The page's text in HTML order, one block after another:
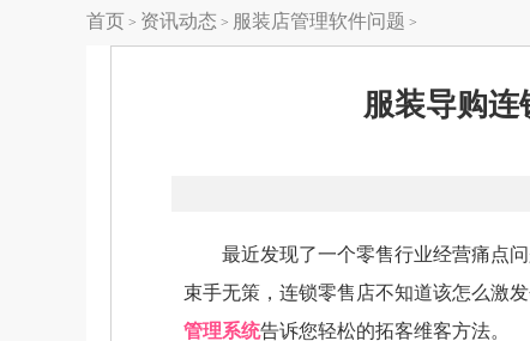
首页 > 资讯动态 > 服装店管理软件问题 >
服装导购连
最近发现了一个零售行业经营痛点问
束手无策，连锁零售店不知道该怎么激
管理系统告诉您轻松的拓客维客方法。